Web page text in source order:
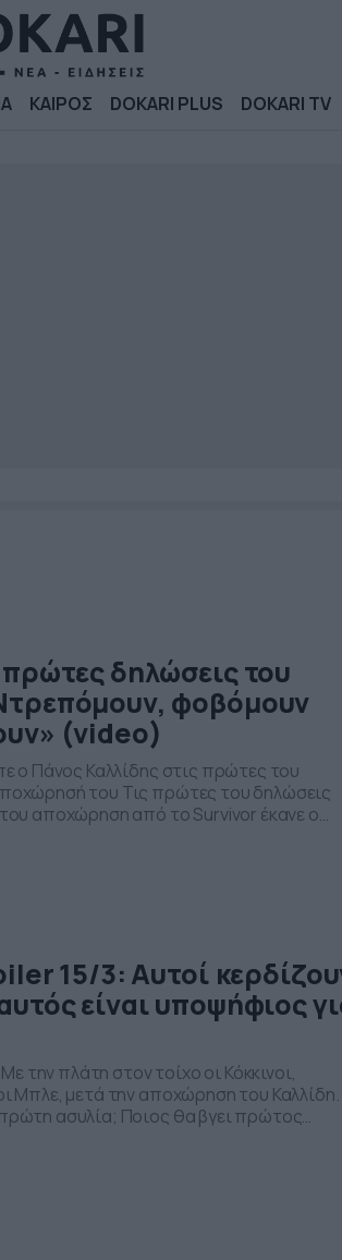
ΚΑΙΡΟΣ DOKARI PLUS DOKARI TV
δηλώσεις του
φοβόμουν
(video)
ο Πάνος Καλλίδης στις πρώτες του
του Τις πρώτες του δηλώσεις
του αποχώρηση από το Survivor έκανε ο
15/3: Αυτοί
είναι υποψήφιος
την πλάτη στον τοίχο οι Κόκκινοι,
Μπλε, μετά την αποχώρηση του Καλλίδη.
ασυλία; Ποιος θα βγει πρώτος